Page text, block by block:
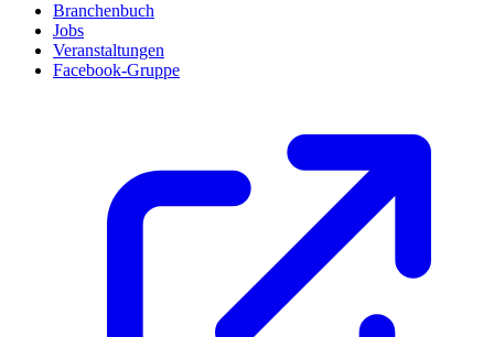
Branchenbuch
Jobs
Veranstaltungen
Facebook-Gruppe